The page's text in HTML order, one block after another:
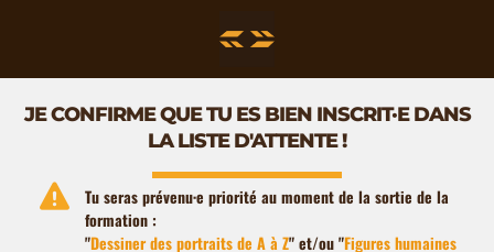
JE CONFIRME QUE TU ES BIEN INSCRIT·E DANS
LA LISTE D'ATTENTE !
Tu seras prévenu·e priorité au moment de la sortie de la
formation :
"Dessiner des portraits de A à Z" et/ou "Figures humaines